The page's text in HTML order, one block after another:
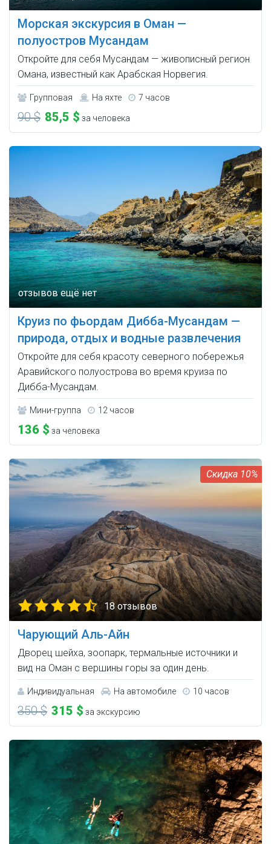
Морская экскурсия в Оман —
полуостров Мусандам
Откройте для себя Мусандам — живописный регион
Омана, известный как Арабская Норвегия.
Групповая На яхте 7 часов
90 $ 85,5 $ за человека
Круиз по фьордам Дибба-Мусандам —
природа, отдых и водные развлечения
Откройте для себя красоту северного побережья
Аравийского полуострова во время круиза по
Дибба-Мусандам.
Мини-группа 12 часов
136 $ за человека
10%
18 отзывов
Чарующий Аль-Айн
Дворец шейха, зоопарк, термальные источники и
вид на Оман с вершины горы за один день.
Индивидуальная На автомобиле 10 часов
350 $ 315 $ за экскурсию